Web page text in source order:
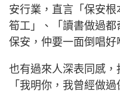
安行業，直言「保安
筍工」、「讀書做過
保安，仲要一面倒唱好
也有過來人深表同感，
「我明你，我曾經做